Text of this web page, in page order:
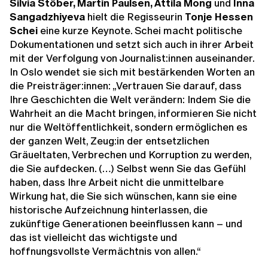
Sangadzhiyeva hielt die Regisseurin Tonje Hessen
Schei eine kurze Keynote. Schei macht politische
Dokumentationen und setzt sich auch in ihrer Arbeit
mit der Verfolgung von Journalist:innen auseinander.
In Oslo wendet sie sich mit bestärkenden Worten an
die Preisträger:innen: „Vertrauen Sie darauf, dass
Ihre Geschichten die Welt verändern: Indem Sie die
Wahrheit an die Macht bringen, informieren Sie nicht
nur die Weltöffentlichkeit, sondern ermöglichen es
der ganzen Welt, Zeug:in der entsetzlichen
Gräueltaten, Verbrechen und Korruption zu werden,
die Sie aufdecken. (…) Selbst wenn Sie das Gefühl
haben, dass Ihre Arbeit nicht die unmittelbare
Wirkung hat, die Sie sich wünschen, kann sie eine
historische Aufzeichnung hinterlassen, die
zukünftige Generationen beeinflussen kann – und
das ist vielleicht das wichtigste und
hoffnungsvollste Vermächtnis von allen.“